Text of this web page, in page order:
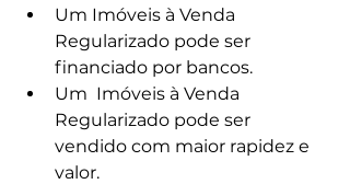
Um Imóveis à Venda
Regularizado pode ser
financiado por bancos.
Um  Imóveis à Venda
Regularizado pode ser
vendido com maior rapidez e
valor.